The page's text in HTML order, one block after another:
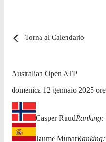
Torna al Calendario
Australian Open ATP
domenica 12 gennaio 2025 ore
Casper RuudRanking:
Jaume MunarRanking: